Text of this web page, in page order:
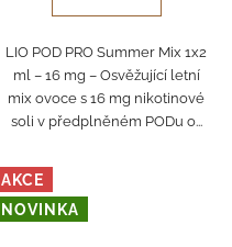
LIO POD PRO Summer Mix 1x2
ml – 16 mg – Osvěžující letní
mix ovoce s 16 mg nikotinové
soli v předplněném PODu o...
AKCE
NOVINKA